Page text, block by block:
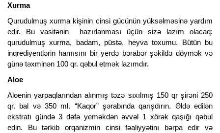
Xurma
Qurudulmuş xurma kişinin cinsi gücünün yüksəlməsinə yardım
edir. Bu vasitənin hazırlanması üçün sizə lazım olacaq:
qurudulmuş xurma, badam, püstə, heyva toxumu. Bütün bu
inqrediyentlərin hamısını bir yerdə bərabər şəkildə döymək və
günə təxminən 100 qr. qəbul etmək lazımdır.
Aloe
Aloenin yarpaqlarından alınmış təzə sıxılmış 150 qr şirəni 250
qr. bal və 350 ml. “Kaqor” şərabında qarışdırın. Əldə edilən
ekstratı gündə 3 dəfə yeməkdən əvvəl 1 xörək qaşığı qəbul
edin. Bu tərkib orqanizmin cinsi fəaliyyətinı bərpa edir və